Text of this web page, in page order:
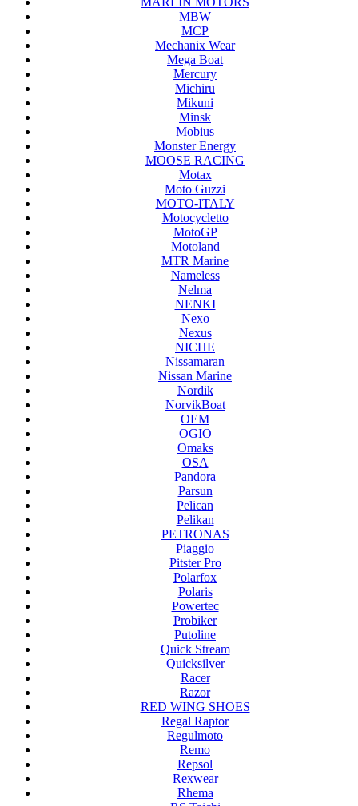
MBW
MCP
Mechanix Wear
Mega Boat
Mercury
Michiru
Mikuni
Minsk
Mobius
Monster Energy
MOOSE RACING
Motax
Moto Guzzi
MOTO-ITALY
Motocycletto
MotoGP
Motoland
MTR Marine
Nameless
Nelma
NENKI
Nexo
Nexus
NICHE
Nissamaran
Nissan Marine
Nordik
NorvikBoat
OEM
OGIO
Omaks
OSA
Pandora
Parsun
Pelican
Pelikan
PETRONAS
Piaggio
Pitster Pro
Polarfox
Polaris
Powertec
Probiker
Putoline
Quick Stream
Quicksilver
Racer
Razor
RED WING SHOES
Regal Raptor
Regulmoto
Remo
Repsol
Rexwear
Rhema